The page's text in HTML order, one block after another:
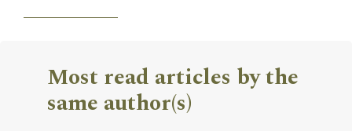
Most read articles by the
same author(s)